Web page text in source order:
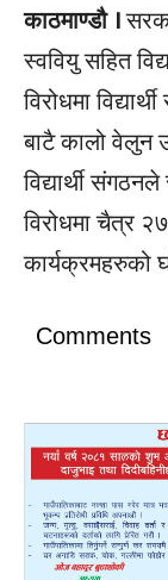
काठमाण्डौ ।
स्ववियु सहित
विरोधमा
बाटै कालो वेलुन
विद्यार्थी
विरोधमा चैत्र
कार्यक्रमहरुको
Comments